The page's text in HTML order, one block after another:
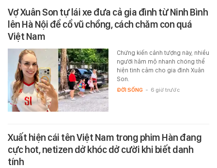
Vợ Xuân Son tự lái xe đưa cả gia đình từ Ninh Bình
lên Hà Nội để cổ vũ chồng, cách chăm con quá
Việt Nam
Chứng kiến cảnh tượng này, nhiều
người hâm mộ nhanh chóng thể
hiện tình cảm cho gia đình Xuân
Son.
ĐỜI SỐNG - 6 giờ trước
Xuất hiện cái tên Việt Nam trong phim Hàn đang
cực hot, netizen dở khóc dở cười khi biết danh
tính